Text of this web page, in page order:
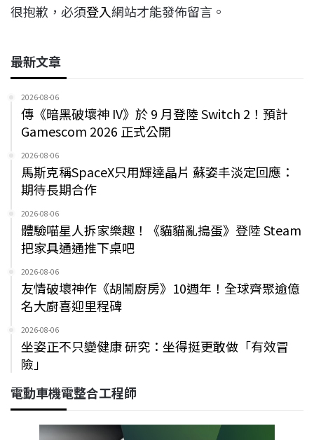
很抱歉，必須登入網站才能發佈留言。
最新文章
2026-08-06
傳《暗黑破壞神 IV》於 9 月登陸 Switch 2！預計
Gamescom 2026 正式公開
2026-08-06
馬斯克稱SpaceX只用輝達晶片 蘇姿丰淡定回應：
期待長期合作
2026-08-06
體驗喵星人拆家樂趣！《貓貓亂搗蛋》登陸 Steam
把家具通通推下桌吧
2026-08-06
友情破壞神作《胡鬧廚房》10週年！全球齊聚逾億
名大廚喜迎里程碑
2026-08-06
坐姿正不只變健康 研究：坐得挺更敢做「有效冒
險」
電動車機電整合工程師